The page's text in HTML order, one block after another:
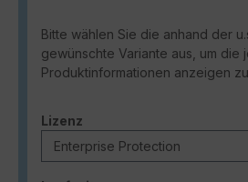
Bitte wählen Sie die anhand der
gewünschte Variante aus, um die
Produktinformationen anzeigen
Lizenz